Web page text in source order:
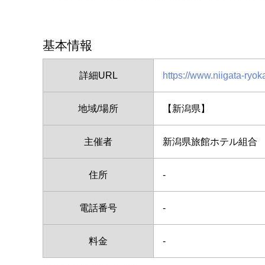
基本情報
詳細URL https://www.niigata-
地域/場所 【新潟県】
主催者 新潟県旅館ホテル組合
住所 -
電話番号 -
料金 -